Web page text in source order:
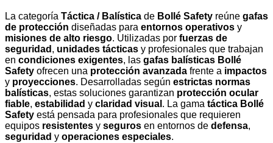
La categoría Táctica / Balística de Bollé Safety reúne gafas
de protección diseñadas para entornos operativos y
misiones de alto riesgo. Utilizadas por fuerzas de
seguridad , unidades tácticas y profesionales que trabajan
en condiciones exigentes, las gafas balísticas Bollé
Safety ofrecen una protección avanzada frente a impactos
y proyecciones. Desarrolladas según estrictas normas
balísticas, estas soluciones garantizan protección ocular
fiable, estabilidad y claridad visual . La gama táctica Bollé
Safety está pensada para profesionales que requieren
equipos resistentes y seguros en entornos de defensa,
seguridad y operaciones especiales.